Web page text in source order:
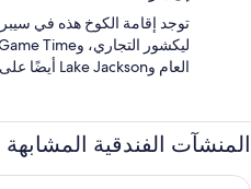
العام وLake Jackson أيضًا على بُعد 3 أميال (5 كم).
المنشآت الفندقية المشابهة